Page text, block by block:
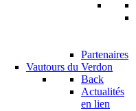
Partenaires
Vautours du Verdon
Back
Actualités
en lien